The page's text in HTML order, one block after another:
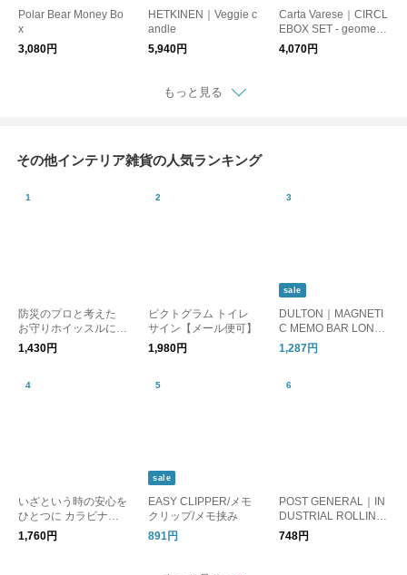
Polar Bear Money Bo
x
3,080円
HETKINEN｜Veggie c
andle
5,940円
Carta Varese｜CIRCL
EBOX SET - geometri
c pattern
4,070円
もっと見る
その他インテリア雑貨の人気ランキング
防災のプロと考えた
お守りホイッスルにな
るキーホルダー 防災
士監修／pom
1,430円
ピクトグラム トイレ
サイン【メール便可】
1,980円
sale
DULTON｜MAGNETI
C MEMO BAR LONG/
メモクリップ
1,287円
いざという時の安心を
ひとつに カラビナ付
きホイッスル 防災士
監修 ／ pom
1,760円
sale
EASY CLIPPER/メモ
クリップ/メモ挟み
891円
POST GENERAL｜IN
DUSTRIAL ROLLING
HOOK / インダストリ
アル ローリングフッ
748円